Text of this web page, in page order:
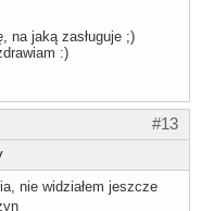
na jaką zasługuje ;)
:)
#13
nie widziałem jeszcze